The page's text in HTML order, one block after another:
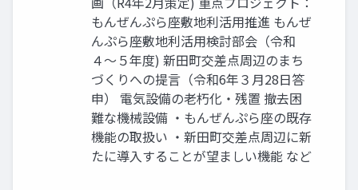
もんぜんぷら座敷地利活用推進 もんぜ
んぷら座敷地利活⽤検討部会（令和
４〜５年度) 新田町交差点周辺のまち
づくりへの提言（令和6年３月28日答
申） 電気設備の老朽化・残置 撤去困
難な機械設備 ・もんぜんぷら座の既存
機能の取扱い ・新田町交差点周辺に新
たに導入することが望ましい機能 など